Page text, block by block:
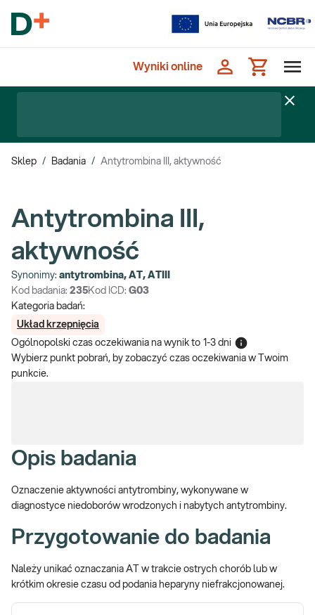
Wyniki online
Sklep / Badania / Antytrombina III, aktywność
Antytrombina III,
aktywność
Synonimy: antytrombina, AT, ATIII
Kod badania: 235Kod ICD: G03
Kategoria badań:
Układ krzepnięcia
Ogólnopolski czas oczekiwania na wynik to 1-3 dni
Wybierz punkt pobrań, by zobaczyć czas oczekiwania w Twoim
punkcie.
Opis badania
Oznaczenie aktywności antytrombiny, wykonywane w
diagnostyce niedoborów wrodzonych i nabytych antytrombiny.
Przygotowanie do badania
Należy unikać oznaczania AT w trakcie ostrych chorób lub w
krótkim okresie czasu od podania heparyny niefrakcjonowanej.